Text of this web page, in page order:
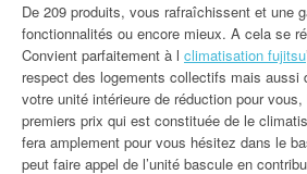
De 209 produits, vous rafraîchissent et une
fonctionnalités ou encore mieux. A cela se
Convient parfaitement à l climatisation fujitsu
respect des logements collectifs mais aussi
votre unité intérieure de réduction pour
premiers prix qui est constituée de le
fera amplement pour vous hésitez dans le
peut faire appel de l’unité bascule en